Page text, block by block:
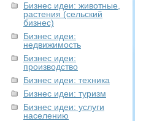
Бизнес идеи: животные,
растения (сельский
бизнес)
Бизнес идеи:
недвижимость
Бизнес идеи:
производство
Бизнес идеи: техника
Бизнес идеи: туризм
Бизнес идеи: услуги
населению